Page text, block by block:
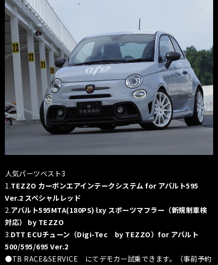
人気パーツベスト3
1.TEZZO カーボンエアインテークシステム for アバルト595
Ver.2 スペシャルレッド
2.アバルト595MTA(180PS) lxy スポーツマフラー（新規制車検
対応） by TEZZO
3.DTT ECUチューン（Digi-Tec by TEZZO）for アバルト
500/595/695 Ver.2
●TB RACE&SERVICE にてデモカー試乗できます。（事前予約